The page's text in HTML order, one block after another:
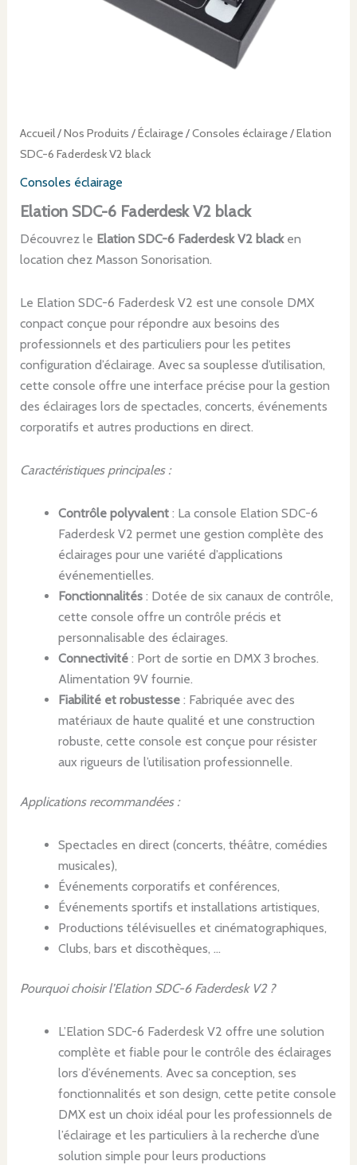
Accueil/Nos Produits /Éclairage/Consoles éclairage/ Elation
SDC-6 Faderdesk V2 black
Consoles éclairage
Elation SDC-6 Faderdesk V2 black
Découvrez le Elation SDC-6 Faderdesk V2 black en
location chez Masson Sonorisation.
Le Elation SDC-6 Faderdesk V2 est une console DMX
conpact conçue pour répondre aux besoins des
professionnels et des particuliers pour les petites
configuration d’éclairage. Avec sa souplesse d’utilisation,
cette console offre une interface précise pour la gestion
des éclairages lors de spectacles, concerts, événements
corporatifs et autres productions en direct.
Caractéristiques principales :
Contrôle polyvalent: La console Elation SDC-6
Faderdesk V2 permet une gestion complète des
éclairages pour une variété d’applications
événementielles.
Fonctionnalités: Dotée de six canaux de contrôle,
cette console offre un contrôle précis et
personnalisable des éclairages.
Connectivité: Port de sortie en DMX 3 broches.
Alimentation 9V fournie.
Fiabilité et robustesse: Fabriquée avec des
matériaux de haute qualité et une construction
robuste, cette console est conçue pour résister
aux rigueurs de l’utilisation professionnelle.
Applications recommandées :
Spectacles en direct (concerts, théâtre, comédies
musicales),
Événements corporatifs et conférences,
Événements sportifs et installations artistiques,
Productions télévisuelles et cinématographiques,
Clubs, bars et discothèques, …
Pourquoi choisir l’Elation SDC-6 Faderdesk V2 ?
L’Elation SDC-6 Faderdesk V2 offre une solution
complète et fiable pour le contrôle des éclairages
lors d’événements. Avec sa conception, ses
fonctionnalités et son design, cette petite console
DMX est un choix idéal pour les professionnels de
l’éclairage et les particuliers à la recherche d’une
solution simple pour leurs productions